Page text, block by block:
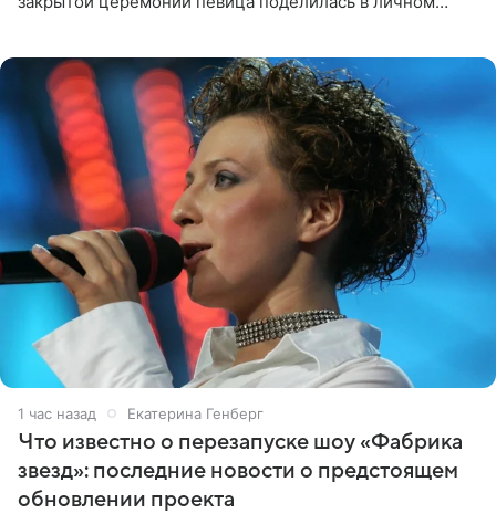
1 час назад Екатерина Генберг
Что известно о перезапуске шоу «Фабрика
звезд»: последние новости о предстоящем
обновлении проекта